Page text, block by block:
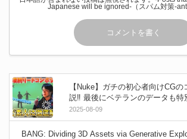
Japanese will be ignored-（スパム対策-anti
【Nuke】ガチの初心者向けCG
説‼ 最後にベテランのデータも特
チャンネルにてNUKE Non-
を使用したコンポジット解説動
2025-08-09
BANG: Dividing 3D Assets via Generative